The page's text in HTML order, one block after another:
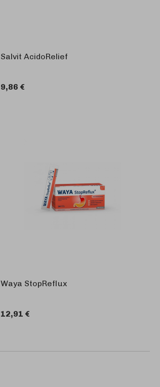
Salvit AcidoRelief
9,86 €
Waya StopReflux
12,91 €